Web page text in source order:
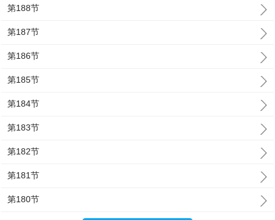
第188节
第187节
第186节
第185节
第184节
第183节
第182节
第181节
第180节